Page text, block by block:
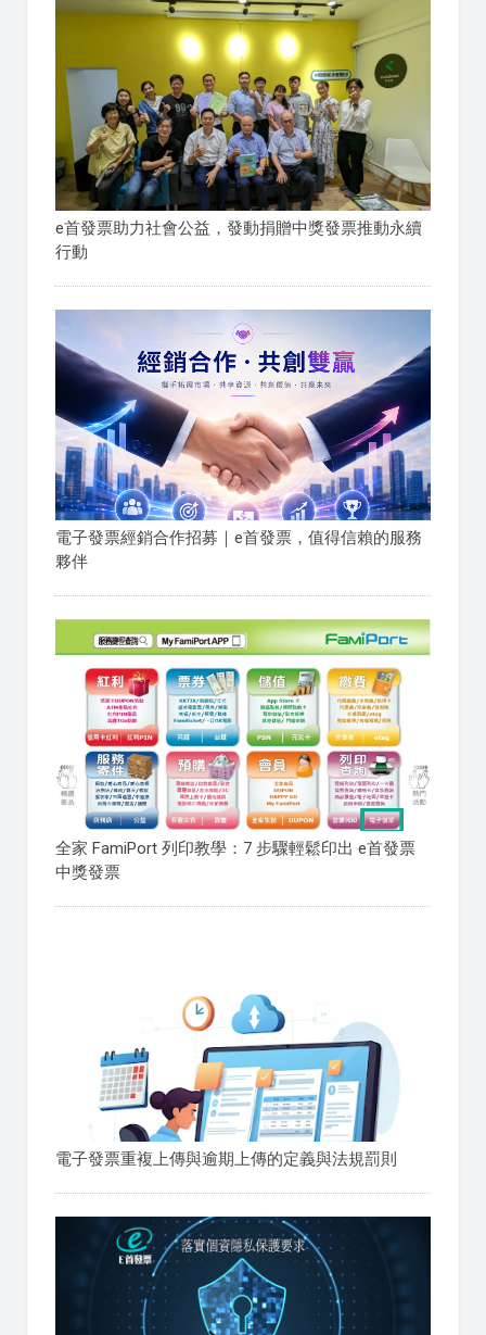
e首發票助力社會公益，發動捐贈中獎發票推動永續
行動
電子發票經銷合作招募｜e首發票，值得信賴的服務
夥伴
全家 FamiPort 列印教學：7 步驟輕鬆印出 e首發票
中獎發票
電子發票重複上傳與逾期上傳的定義與法規罰則